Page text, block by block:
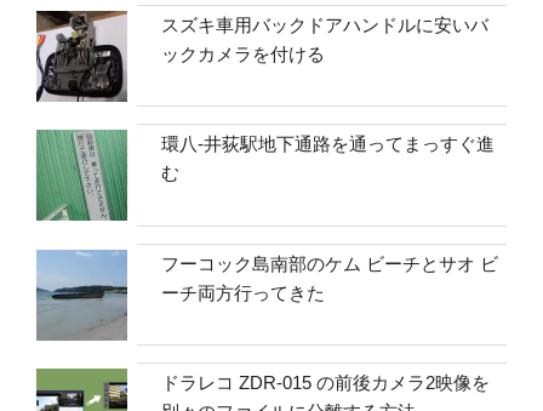
スズキ車用バックドアハンドルに安いバ
ックカメラを付ける
環八-井荻駅地下通路を通ってまっすぐ進
む
フーコック島南部のケム ビーチとサオ ビ
ーチ両方行ってきた
ドラレコ ZDR-015 の前後カメラ2映像を